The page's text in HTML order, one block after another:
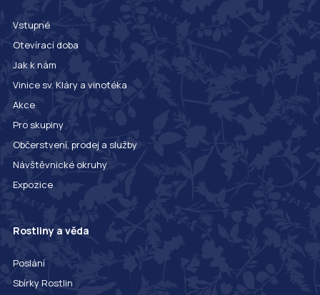
Vstupné
Otevírací doba
Jak k nám
Vinice sv. Kláry a vinotéka
Akce
Pro skupiny
Občerstvení, prodej a služby
Návštěvnické okruhy
Expozice
Rostliny a věda
Poslání
Sbírky Rostlin